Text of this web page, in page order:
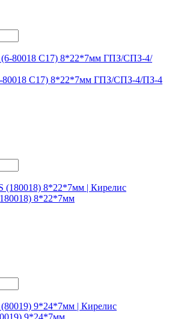
C17) 8*22*7мм ГПЗ/СПЗ-4/ПЗ-4
8*22*7мм